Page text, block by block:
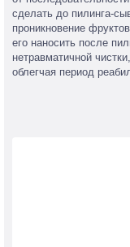
сделать до пилинга-
проникновение
его наносить после
нетравматичной
облегчая период